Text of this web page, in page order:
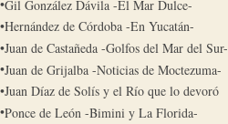
Gil González Dávila -El Mar Dulce-
Hernández de Córdoba -En Yucatán-
Juan de Castañeda -Golfos del Mar del Sur-
Juan de Grijalba -Noticias de Moctezuma-
Juan Díaz de Solís y el Río que lo devoró
Ponce de León -Bimini y La Florida-